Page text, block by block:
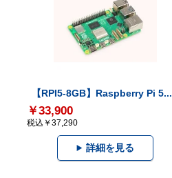
【RPI5-8GB】Raspberry Pi 5...
￥33,900
税込￥37,290
詳細を見る